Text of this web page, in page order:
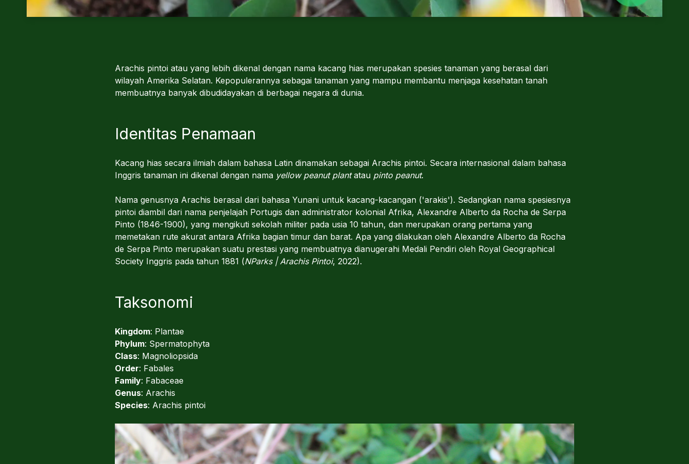
Arachis pintoi atau yang lebih dikenal dengan nama kacang hias merupakan spesies tanaman yang berasal dari
wilayah Amerika Selatan. Kepopulerannya sebagai tanaman yang mampu membantu menjaga kesehatan tanah
membuatnya banyak dibudidayakan di berbagai negara di dunia.
Identitas Penamaan
Kacang hias secara ilmiah dalam bahasa Latin dinamakan sebagai Arachis pintoi. Secara internasional dalam bahasa
Inggris tanaman ini dikenal dengan nama yellow peanut plantatau pinto peanut.
Nama genusnya Arachis berasal dari bahasa Yunani untuk kacang-kacangan ('arakis'). Sedangkan nama spesiesnya
pintoi diambil dari nama penjelajah Portugis dan administrator kolonial Afrika, Alexandre Alberto da Rocha de Serpa
Pinto (1846-1900), yang mengikuti sekolah militer pada usia 10 tahun, dan merupakan orang pertama yang
memetakan rute akurat antara Afrika bagian timur dan barat. Apa yang dilakukan oleh Alexandre Alberto da Rocha
de Serpa Pinto merupakan suatu prestasi yang membuatnya dianugerahi Medali Pendiri oleh Royal Geographical
Society Inggris pada tahun 1881 (NParks | Arachis Pintoi, 2022).
Taksonomi
Kingdom: Plantae
Phylum: Spermatophyta
Class: Magnoliopsida
Order: Fabales
Family: Fabaceae
Genus: Arachis
Species: Arachis pintoi